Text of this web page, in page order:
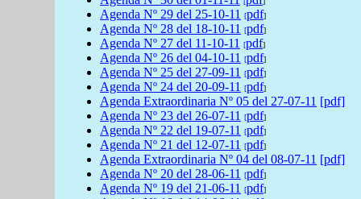
Agenda Nº 29 del 25-10-11 [pdf]
Agenda Nº 28 del 18-10-11 [pdf]
Agenda Nº 27 del 11-10-11 [pdf]
Agenda Nº 26 del 04-10-11 [pdf]
Agenda Nº 25 del 27-09-11 [pdf]
Agenda Nº 24 del 20-09-11 [pdf]
Agenda Extraordinaria Nº 05 del 27-07-11 [pdf]
Agenda Nº 23 del 26-07-11 [pdf]
Agenda Nº 22 del 19-07-11 [pdf]
Agenda Nº 21 del 12-07-11 [pdf]
Agenda Extraordinaria Nº 04 del 08-07-11 [pdf]
Agenda Nº 20 del 28-06-11 [pdf]
Agenda Nº 19 del 21-06-11 [pdf]